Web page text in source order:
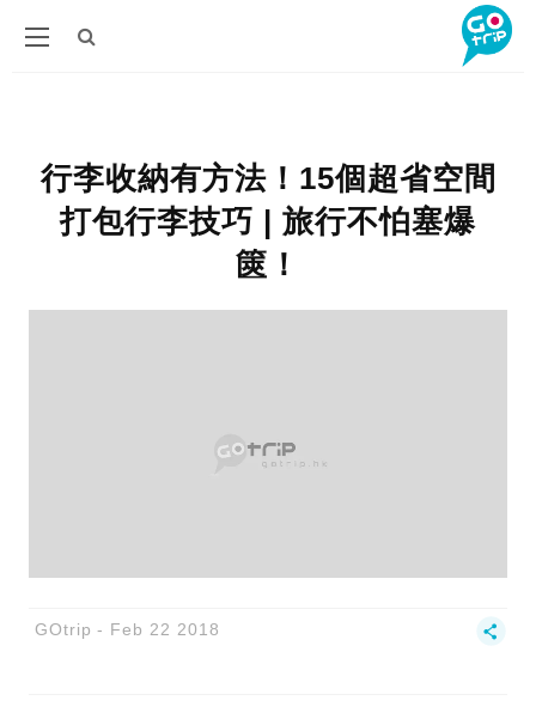
行李收納有方法！15個超省空間
打包行李技巧 | 旅行不怕塞爆
篋！
GOtrip Feb 22 2018